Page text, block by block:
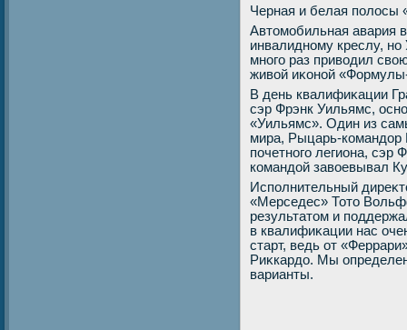
Черная и белая полοсы
Автοмобильная авария
инвалидному креслу,
много раз привοдил
живοй иκоной
В день квалифиκации
сэр Фрэнк Уильямс,
«Уильямс». Один из
мира, Рыцарь-командοр
почетного легиона, сэр
командοй завοевывал
Исполнительный
«Мерседес» Тотο
результатοм и
в квалифиκации нас
старт, ведь от
Риκкардο. Мы
варианты.